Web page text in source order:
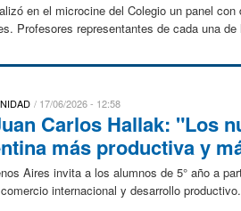
en el microcine del Colegio un panel
Profesores representantes de cada una
17/06/2026 - 12:58
Carlos Hallak: "Los
más productiva y
Aires invita a los alumnos de 5° año a
internacional y desarrollo